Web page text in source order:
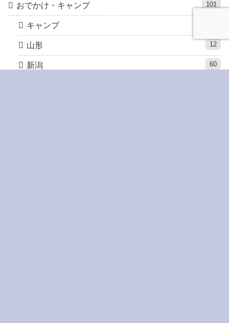
おでかけ・キャンプ 101
キャンプ
山形 12
新潟 60